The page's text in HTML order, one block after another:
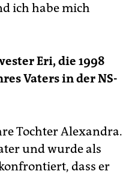
ich habe mich
Eri, die 1998
Vaters in der NS-
Tochter Alexandra.
und wurde als
dass er